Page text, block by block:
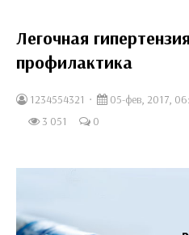
Легочная
профилактика
1234554321 05-фев, 2017,
3 051
0